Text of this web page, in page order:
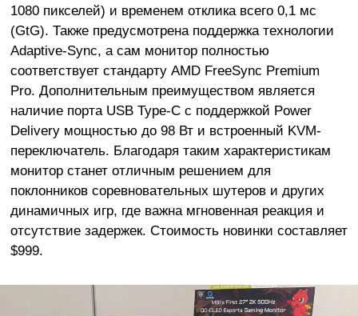
1080 пикселей) и временем отклика всего 0,1 мс
(GtG). Также предусмотрена поддержка технологии
Adaptive-Sync, а сам монитор полностью
соответствует стандарту AMD FreeSync Premium
Pro. Дополнительным преимуществом является
наличие порта USB Type-C с поддержкой Power
Delivery мощностью до 98 Вт и встроенный KVM-
переключатель. Благодаря таким характеристикам
монитор станет отличным решением для
поклонников соревновательных шутеров и других
динамичных игр, где важна мгновенная реакция и
отсутствие задержек. Стоимость новинки составляет
$999.